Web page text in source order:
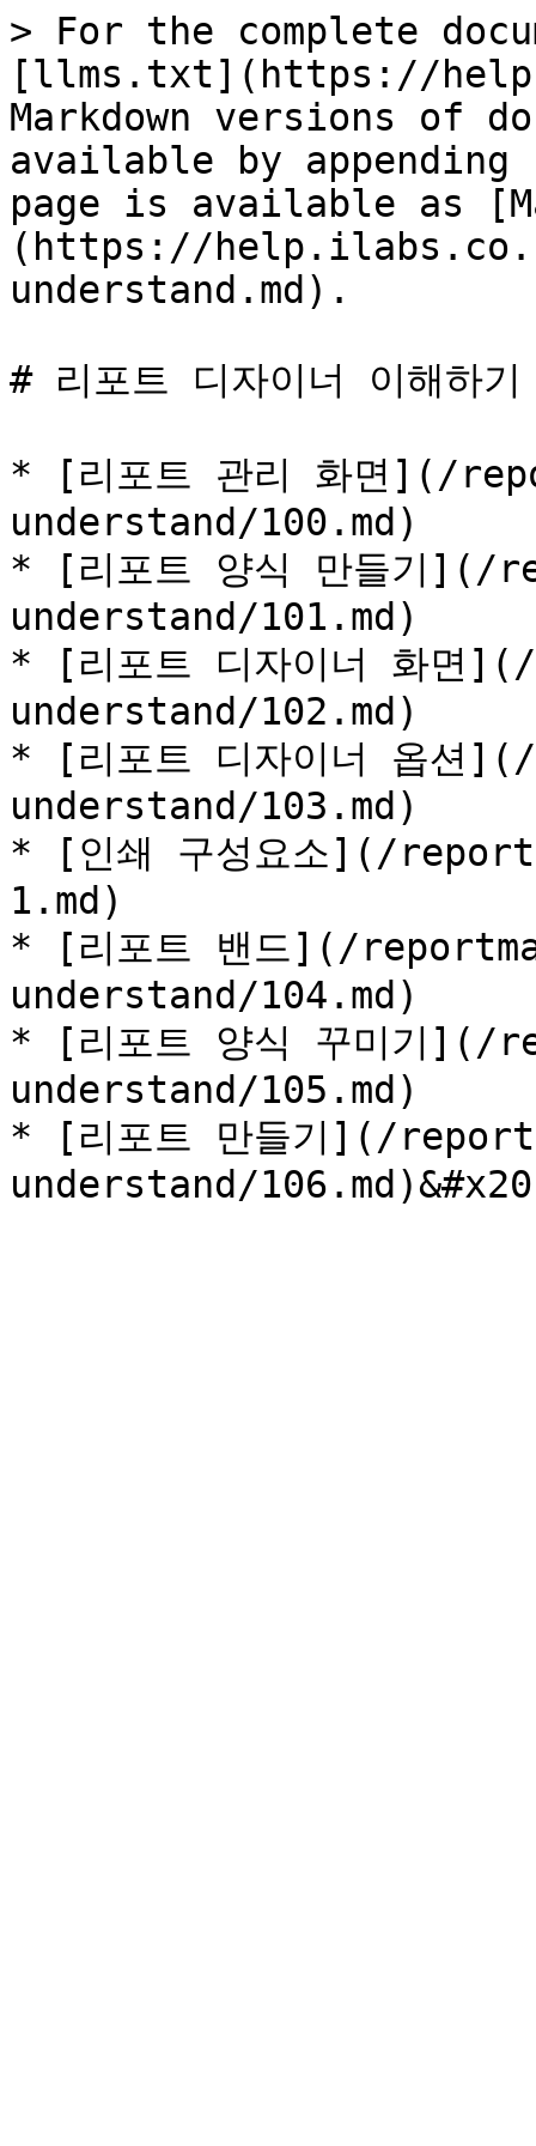
> For the complete
[llms.txt](https://
Markdown versions of
available by
page is available as
(https://
understand.md).
# 리포트 디자이너 이해하기
* [리포트 관리 화면](/
understand/100.md)
* [리포트 양식 만들기](/
understand/101.md)
* [리포트 디자이너 화면
understand/102.md)
* [리포트 디자이너 옵션
understand/103.md)
* [인쇄 구성요소](/
1.md)
* [리포트 밴드](/
understand/104.md)
* [리포트 양식 꾸미기](/
understand/105.md)
* [리포트 만들기](/